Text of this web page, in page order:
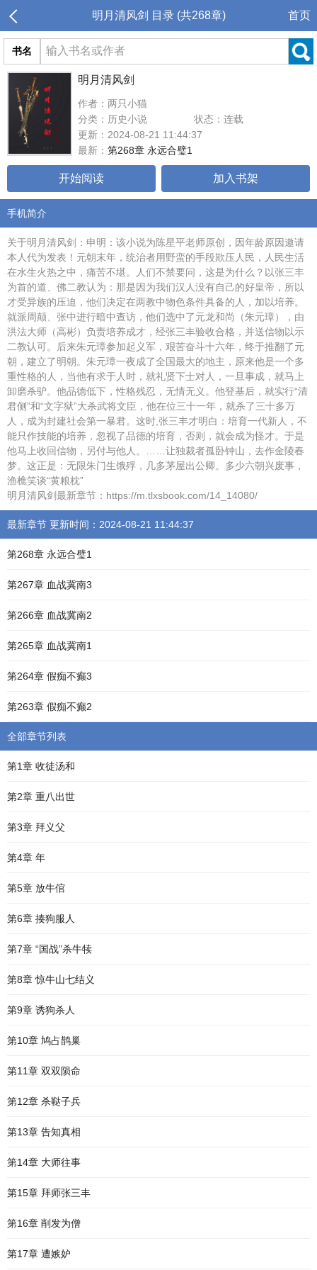
明月清风剑 目录 (共268章) 首页
书名
明月清风剑
作者：两只小猫
分类：历史小说
状态：连载
更新：2024-08-21 11:44:37
最新： 第268章 永远合璧1
开始阅读 加入书架
手机简介
关于明月清风剑：申明：该小说为陈星平老师原创，因年龄原因邀请
本人代为发表！元朝末年，统治者用野蛮的手段欺压人民，人民生活
在水生火热之中，痛苦不堪。人们不禁要问，这是为什么？以张三丰
为首的道、佛二教认为：那是因为我们汉人没有自己的好皇帝，所以
才受异族的压迫，他们决定在两教中物色条件具备的人，加以培养。
就派周颠、张中进行暗中查访，他们选中了元龙和尚（朱元璋），由
洪法大师（高彬）负责培养成才，经张三丰验收合格，并送信物以示
二教认可。后来朱元璋参加起义军，艰苦奋斗十六年，终于推翻了元
朝，建立了明朝。朱元璋一夜成了全国最大的地主，原来他是一个多
重性格的人，当他有求于人时，就礼贤下士对人，一旦事成，就马上
卸磨杀驴。他品德低下，性格残忍，无情无义。他登基后，就实行“清
君侧”和“文字狱”大杀武将文臣，他在位三十一年，就杀了三十多万
人，成为封建社会第一暴君。这时,张三丰才明白：培育一代新人，不
能只作技能的培养，忽视了品德的培育，否则，就会成为怪才。于是
他马上收回信物，另付与他人。……让独裁者孤卧钟山，去作金陵春
梦。这正是：无限朱门生饿殍，几多茅屋出公卿。多少六朝兴废事，
渔樵笑谈“黄粮枕”
明月清风剑最新章节：https://m.tlxsbook.com/14_14080/
最新章节 更新时间：2024-08-21 11:44:37
第268章 永远合璧1
第267章 血战冀南3
第266章 血战冀南2
第265章 血战冀南1
第264章 假痴不癫3
第263章 假痴不癫2
全部章节列表
第1章 收徒汤和
第2章 重八出世
第3章 拜义父
第4章 年
第5章 放牛倌
第6章 揍狗服人
第7章 “国战”杀牛犊
第8章 惊牛山七结义
第9章 诱狗杀人
第10章 鸠占鹊巢
第11章 双双陨命
第12章 杀鞑子兵
第13章 告知真相
第14章 大师往事
第15章 拜师张三丰
第16章 削发为僧
第17章 遭嫉妒